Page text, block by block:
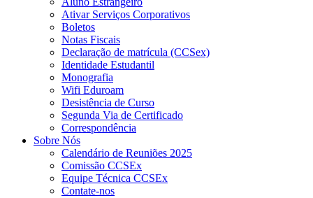
Ativar Serviços Corporativos
Boletos
Notas Fiscais
Declaração de matrícula (CCSex)
Identidade Estudantil
Monografia
Wifi Eduroam
Desistência de Curso
Segunda Via de Certificado
Correspondência
Sobre Nós
Calendário de Reuniões 2025
Comissão CCSEx
Equipe Técnica CCSEx
Contate-nos